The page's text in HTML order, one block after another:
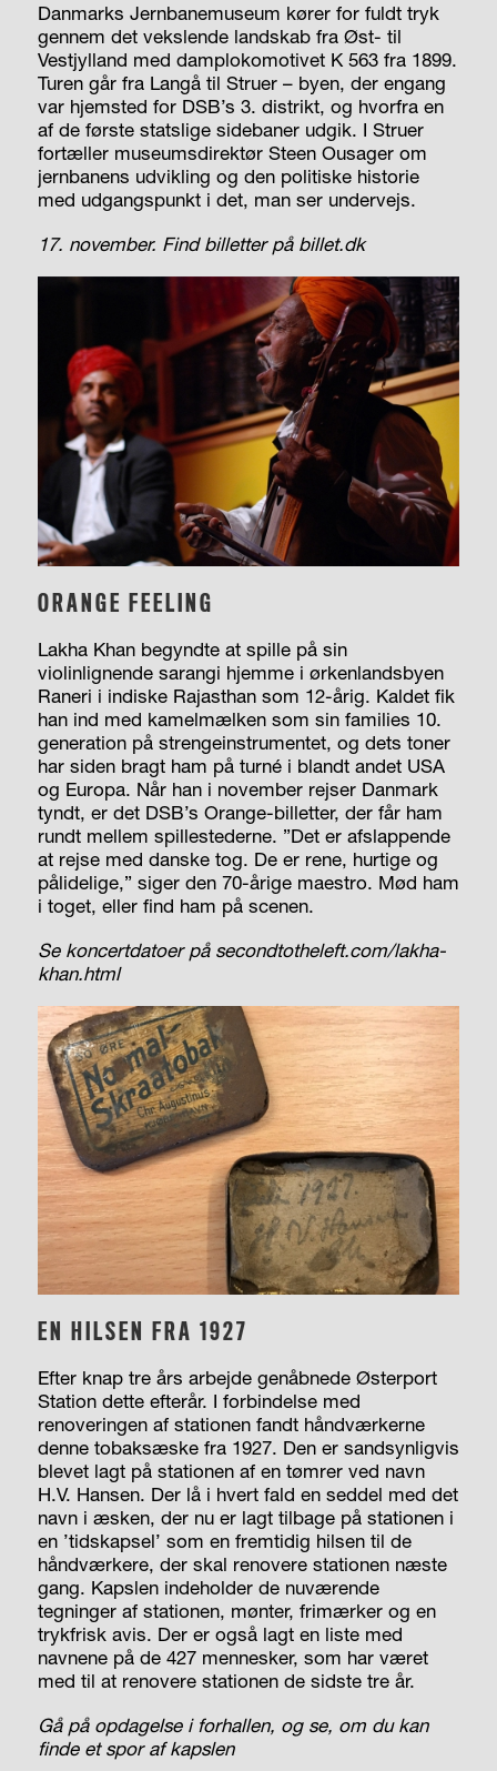
Danmarks Jernbanemuseum kører for fuldt tryk
gennem det vekslende landskab fra Øst- til
Vestjylland med damplokomotivet K 563 fra 1899.
Turen går fra Langå til Struer – byen, der engang
var hjemsted for DSB’s 3. distrikt, og hvorfra en
af de første statslige sidebaner udgik. I Struer
fortæller museumsdirektør Steen Ousager om
jernbanens udvikling og den politiske historie
med udgangspunkt i det, man ser undervejs.
17. november. Find billetter på billet.dk
ORANGE FEELING
Lakha Khan begyndte at spille på sin
violinlignende sarangi hjemme i ørkenlandsbyen
Raneri i indiske Rajasthan som 12-årig. Kaldet fik
han ind med kamelmælken som sin families 10.
generation på strengeinstrumentet, og dets toner
har siden bragt ham på turné i blandt andet USA
og Europa. Når han i november rejser Danmark
tyndt, er det DSB’s Orange-billetter, der får ham
rundt mellem spillestederne. ”Det er afslappende
at rejse med danske tog. De er rene, hurtige og
pålidelige,” siger den 70-årige maestro. Mød ham
i toget, eller find ham på scenen.
Se koncertdatoer på secondtotheleft.com/lakha-
khan.html
EN HILSEN FRA 1927
Efter knap tre års arbejde genåbnede Østerport
Station dette efterår. I forbindelse med
renoveringen af stationen fandt håndværkerne
denne tobaksæske fra 1927. Den er sandsynligvis
blevet lagt på stationen af en tømrer ved navn
H.V. Hansen. Der lå i hvert fald en seddel med det
navn i æsken, der nu er lagt tilbage på stationen i
en ’tidskapsel’ som en fremtidig hilsen til de
håndværkere, der skal renovere stationen næste
gang. Kapslen indeholder de nuværende
tegninger af stationen, mønter, frimærker og en
trykfrisk avis. Der er også lagt en liste med
navnene på de 427 mennesker, som har været
med til at renovere stationen de sidste tre år.
Gå på opdagelse i forhallen, og se, om du kan
finde et spor af kapslen